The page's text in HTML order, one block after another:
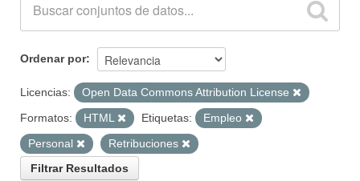
Acerca de
Portal de Transparencia
Ordenar por
Licencias:
Open Data Commons Attribution License
Formatos:
HTML Etiquetas:
Empleo
Personal
Retribuciones
Filtrar Resultados